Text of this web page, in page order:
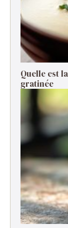
Quelle est
gratinée ​